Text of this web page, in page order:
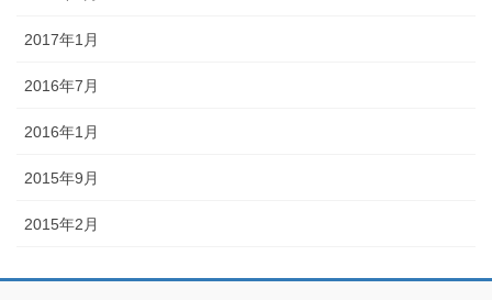
2017年1月
2016年7月
2016年1月
2015年9月
2015年2月